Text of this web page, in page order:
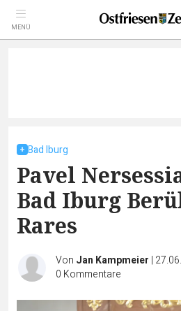
MENÜ
Bad Iburg
Pavel
Bad Iburg
Rares
Von Jan Kampmeier |
0 Kommentare